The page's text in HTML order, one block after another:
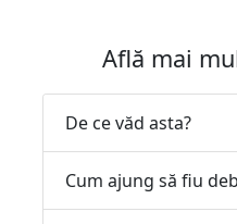
Află mai
De ce văd asta?
Cum ajung să fiu